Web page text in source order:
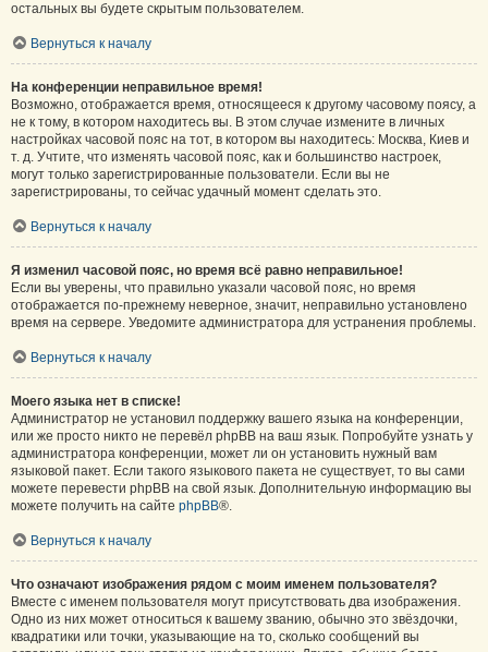
остальных вы будете скрытым пользователем.
Вернуться к началу
На конференции неправильное время!
Возможно, отображается время, относящееся к другому часовому поясу, а
не к тому, в котором находитесь вы. В этом случае измените в личных
настройках часовой пояс на тот, в котором вы находитесь: Москва, Киев и
т. д. Учтите, что изменять часовой пояс, как и большинство настроек,
могут только зарегистрированные пользователи. Если вы не
зарегистрированы, то сейчас удачный момент сделать это.
Вернуться к началу
Я изменил часовой пояс, но время всё равно неправильное!
Если вы уверены, что правильно указали часовой пояс, но время
отображается по-прежнему неверное, значит, неправильно установлено
время на сервере. Уведомите администратора для устранения проблемы.
Вернуться к началу
Моего языка нет в списке!
Администратор не установил поддержку вашего языка на конференции,
или же просто никто не перевёл phpBB на ваш язык. Попробуйте узнать у
администратора конференции, может ли он установить нужный вам
языковой пакет. Если такого языкового пакета не существует, то вы сами
можете перевести phpBB на свой язык. Дополнительную информацию вы
можете получить на сайте phpBB®.
Вернуться к началу
Что означают изображения рядом с моим именем пользователя?
Вместе с именем пользователя могут присутствовать два изображения.
Одно из них может относиться к вашему званию, обычно это звёздочки,
квадратики или точки, указывающие на то, сколько сообщений вы